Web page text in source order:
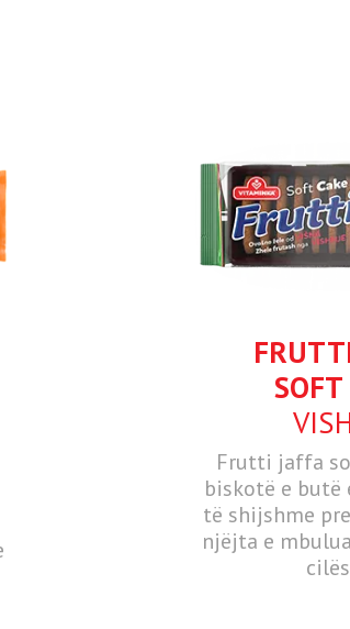
SOFT
Frutti jaffa
biskotë e butë
të shijshme
njëjta e